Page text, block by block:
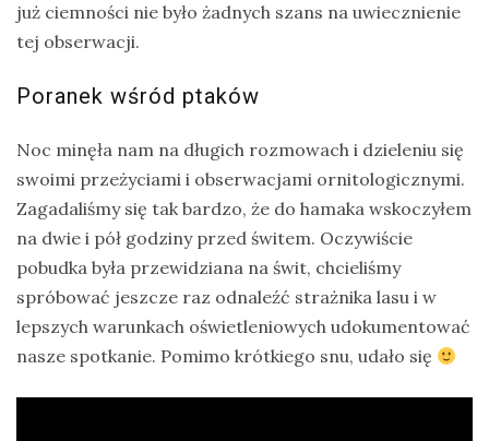
już ciemności nie było żadnych szans na uwiecznienie
tej obserwacji.
Poranek wśród ptaków
Noc minęła nam na długich rozmowach i dzieleniu się
swoimi przeżyciami i obserwacjami ornitologicznymi.
Zagadaliśmy się tak bardzo, że do hamaka wskoczyłem
na dwie i pół godziny przed świtem. Oczywiście
pobudka była przewidziana na świt, chcieliśmy
spróbować jeszcze raz odnaleźć strażnika lasu i w
lepszych warunkach oświetleniowych udokumentować
nasze spotkanie. Pomimo krótkiego snu, udało się